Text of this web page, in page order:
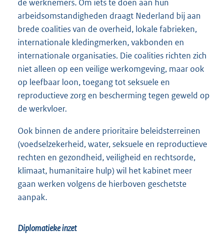
de werknemers. Om iets te doen aan hun
arbeidsomstandigheden draagt Nederland bij aan
brede coalities van de overheid, lokale fabrieken,
internationale kledingmerken, vakbonden en
internationale organisaties. Die coalities richten zich
niet alleen op een veilige werkomgeving, maar ook
op leefbaar loon, toegang tot seksuele en
reproductieve zorg en bescherming tegen geweld op
de werkvloer.
Ook binnen de andere prioritaire beleidsterreinen
(voedselzekerheid, water, seksuele en reproductieve
rechten en gezondheid, veiligheid en rechtsorde,
klimaat, humanitaire hulp) wil het kabinet meer
gaan werken volgens de hierboven geschetste
aanpak.
Diplomatieke inzet